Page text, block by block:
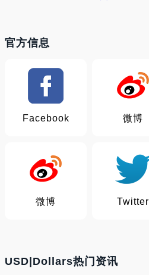
官方信息
Facebook 微博
微博 Twitter
USD|Dollars热门资讯